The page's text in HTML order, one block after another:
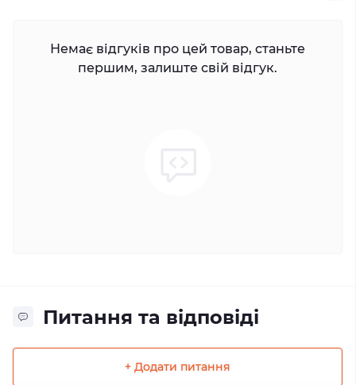
Немає відгуків про цей товар, станьте
першим, залиште свій відгук.
Питання та відповіді
+ Додати питання